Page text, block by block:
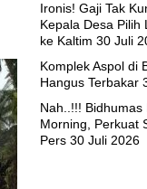
Ironis! Gaji Tak
Kepala Desa Pilih
ke Kaltim 30 Juli
Komplek Aspol di
Hangus Terbakar
Nah..!!!
Morning, Perkuat
Pers 30 Juli 2026